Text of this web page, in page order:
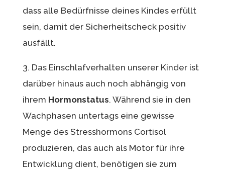
dass alle Bedürfnisse deines Kindes erfüllt
sein, damit der Sicherheitscheck positiv
ausfällt.
3. Das Einschlafverhalten unserer Kinder ist
darüber hinaus auch noch abhängig von
ihrem Hormonstatus. Während sie in den
Wachphasen untertags eine gewisse
Menge des Stresshormons Cortisol
produzieren, das auch als Motor für ihre
Entwicklung dient, benötigen sie zum